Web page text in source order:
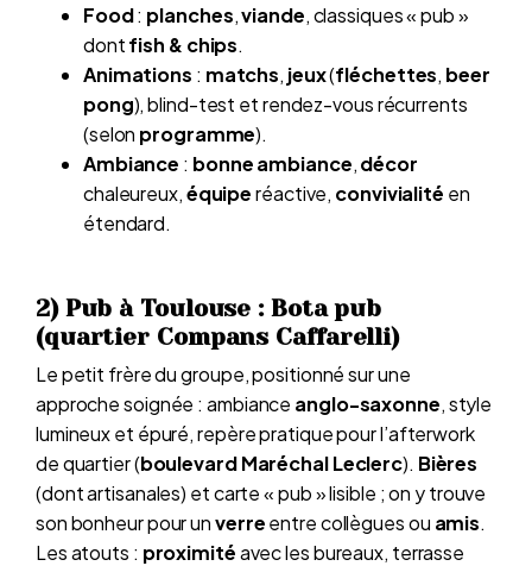
Food: planches,viande, classiques « pub »
dontfish & chips.
Animations : matchs, jeux(fléchettes, beer
pong), blind-test et rendez-vous récurrents
(selon programme).
Ambiance : bonne ambiance,décor
chaleureux,équiperéactive, convivialité en
étendard.
2) Pub à Toulouse : Bota pub
(quartier Compans Caffarelli)
Le petit frère du groupe, positionné sur une
approche soignée : ambiance anglo-saxonne, style
lumineux et épuré, repère pratique pour l’afterwork
de quartier (boulevard Maréchal Leclerc). Bières
(dont artisanales) et carte « pub » lisible ; on y trouve
son bonheur pour unverreentre collègues ou amis.
Les atouts : proximitéavec les bureaux, terrasse